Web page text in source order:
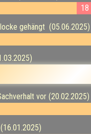
18
gehängt (05.06.2025)
vor (20.02.2025)